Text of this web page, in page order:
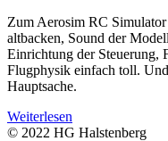
Zum Aerosim RC
altbacken, Sound der
Einrichtung der Steuerung,
Flugphysik einfach toll.
Hauptsache.
Weiterlesen
© 2022 HG Halstenberg